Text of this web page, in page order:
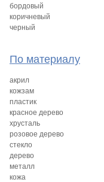
бордовый
коричневый
черный
По материалу
акрил
кожзам
пластик
красное дерево
хрусталь
розовое дерево
стекло
дерево
металл
кожа